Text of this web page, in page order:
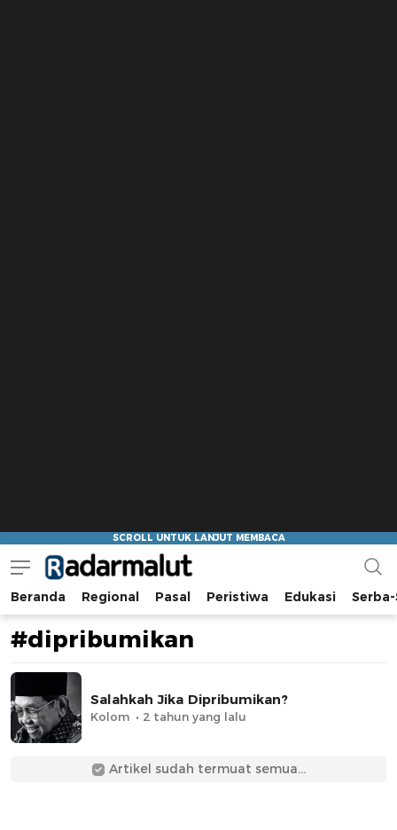
Radar Malut
Bacaan Nyindir
Beranda Regional Pasal Peristiwa Edukasi
#dipribumikan
Salahkah Jika Dipribumikan?
Kolom 2 tahun yang lalu
Artikel sudah termuat semua...